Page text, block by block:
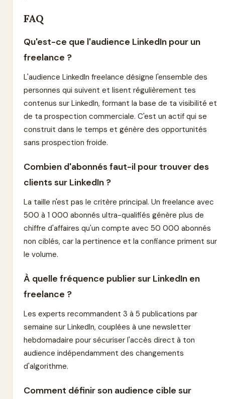
FAQ
Qu'est-ce que l'audience LinkedIn pour un
freelance ?
L'audience LinkedIn freelance désigne l'ensemble des
personnes qui suivent et lisent régulièrement tes
contenus sur LinkedIn, formant la base de ta visibilité et
de ta prospection commerciale. C'est un actif qui se
construit dans le temps et génère des opportunités
sans prospection froide.
Combien d'abonnés faut-il pour trouver des
clients sur LinkedIn ?
La taille n'est pas le critère principal. Un freelance avec
500 à 1 000 abonnés ultra-qualifiés génère plus de
chiffre d'affaires qu'un compte avec 50 000 abonnés
non ciblés, car la pertinence et la confiance priment sur
le volume.
À quelle fréquence publier sur LinkedIn en
freelance ?
Les experts recommandent 3 à 5 publications par
semaine sur LinkedIn, couplées à une newsletter
hebdomadaire pour sécuriser l'accès direct à ton
audience indépendamment des changements
d'algorithme.
Comment définir son audience cible sur